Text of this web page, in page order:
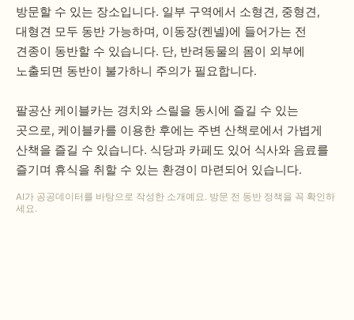
방문할 수 있는 장소입니다. 일부 구역에서 소형견, 중형견,
대형견 모두 동반 가능하며, 이동장(켄넬)에 들어가는 전
견종이 동반할 수 있습니다. 단, 반려동물의 몸이 외부에
노출되면 동반이 불가하니 주의가 필요합니다.
팔공산 케이블카는 경치와 스릴을 동시에 즐길 수 있는
곳으로, 케이블카를 이용한 후에는 주변 산책로에서 가볍게
산책을 즐길 수 있습니다. 식당과 카페도 있어 식사와 음료를
즐기며 휴식을 취할 수 있는 환경이 마련되어 있습니다.
AI가 공공데이터를 바탕으로 작성한 소개예요. 방문 전 동반 정책을 꼭 확인하
세요.